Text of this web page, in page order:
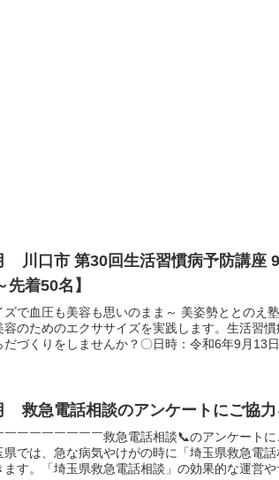
川口市 第30回生活習慣病予防講座
先着50名】
ズで血圧も美容も思いのまま～ 美姿勢ととのえ
容のためのエクササイズを実践します。生活習
だづくりをしませんか？〇日時：令和6年9月13
救急電話相談のアンケートにご協
￣￣￣￣￣￣￣救急電話相談📞のアンケート
県では、急な病気やけがの時に「埼玉県救急電
ます。「埼玉県救急電話相談」の効果的な運営や